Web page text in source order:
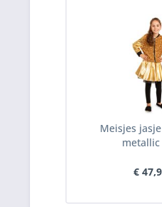
Meisjes
metallic
€